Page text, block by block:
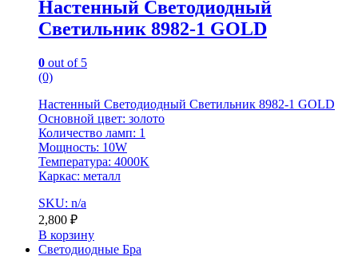
Настенный Светодиодный
Светильник 8982-1 GOLD
0 out of 5
(0)
Настенный Светодиодный Светильник 8982-1 GOLD
Основной цвет: золото
Количество ламп: 1
Мощность: 10W
Температура: 4000K
Каркас: металл
SKU: n/a
2,800 ₽
В корзину
Светодиодные Бра